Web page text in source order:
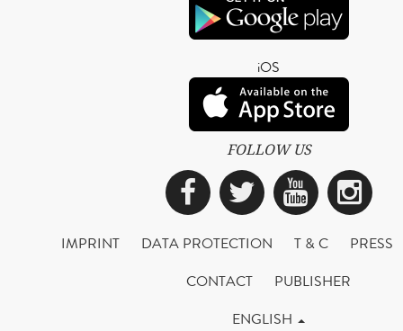
iOS
FOLLOW US
Facebook
Twitter
IMPRINT DATA PROTECTION T & C
PRESS
CONTACT
PUBLISHER
ENGLISH